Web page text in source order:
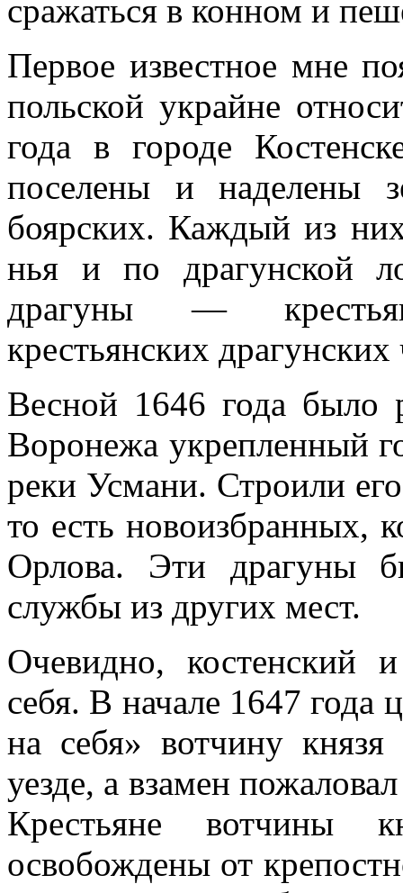
сражаться в конном и
Первое известное мне
польской украйне
года в городе
поселены и на­делены
боярских. Каждый из
нья и по драгунской
драгуны —
крестьянских
Весной 1646 года было
Воронежа укрепленный
реки Усмани. Строили
то есть новоиз­бранных,
Ор­лова. Эти драгуны
службы из других мест.
Очевидно, костенский
себя. В начале 1647 года
на себя» вотчину
уезде, а взамен
Крестьяне вотчины
освобождены от